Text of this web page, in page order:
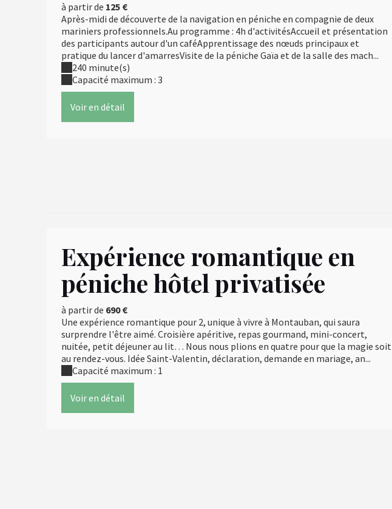
à partir de 125 €
Après-midi de découverte de la navigation en péniche en compagnie de deux
mariniers professionnels.Au programme : 4h d'activitésAccueil et présentation
des participants autour d'un caféApprentissage des nœuds principaux et
pratique du lancer d'amarresVisite de la péniche Gaïa et de la salle des mach...
240 minute(s)
Capacité maximum : 3
Voir en détail
Expérience romantique en
péniche hôtel privatisée
à partir de 690 €
Une expérience romantique pour 2, unique à vivre à Montauban, qui saura
surprendre l'être aimé. Croisière apéritive, repas gourmand, mini-concert,
nuitée, petit déjeuner au lit… Nous nous plions en quatre pour que la magie soit
au rendez-vous. Idée Saint-Valentin, déclaration, demande en mariage, an...
Capacité maximum : 1
Voir en détail